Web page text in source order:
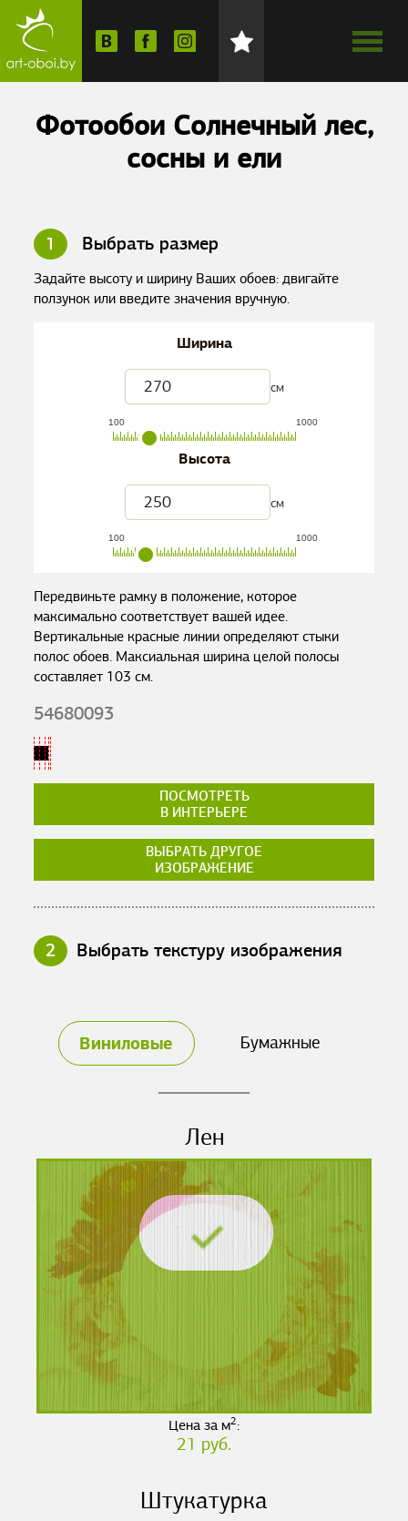
Фотообои Солнечный лес,
сосны и ели
1 Выбрать размер
Задайте высоту и ширину Ваших обоев: двигайте
ползунок или введите значения вручную.
Ширина
см
100 1000
Высота
см
100 1000
Передвиньте рамку в положение, которое
максимально соответствует вашей идее.
Вертикальные красные линии определяют стыки
полос обоев. Максиальная ширина целой полосы
составляет 103 см.
54680093
ПОСМОТРЕТЬ
В ИНТЕРЬЕРЕ
ВЫБРАТЬ ДРУГОЕ
ИЗОБРАЖЕНИЕ
2 Выбрать текстуру изображения
Виниловые Бумажные
Лен
Цена за м2:
21 руб.
Штукатурка